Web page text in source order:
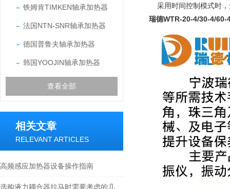
铁姆肯TIMKEN轴承加热器
法国NTN-SNR轴承加热器
德国普鲁夫轴承加热器
韩国YOOJIN轴承加热器
查看全部
相关文章
RELEVANT ARTICLES
高频感应加热器设备操作指南
采用时间控制模式时，
瑞德WTR-20-4/30-4/60-